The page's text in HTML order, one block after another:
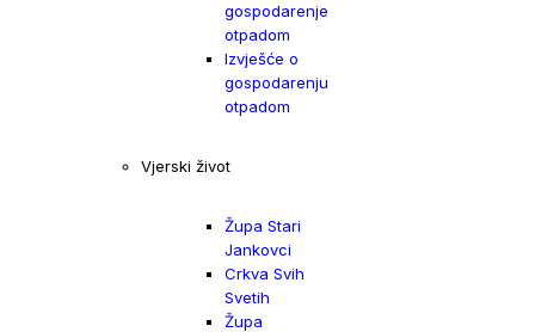
gospodarenje
otpadom
Izvješće o
gospodarenju
otpadom
Vjerski život
Župa Stari
Jankovci
Crkva Svih
Svetih
Župa